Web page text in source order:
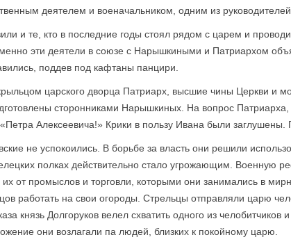
деятелем и военачальником, одним из
и те, кто в последние годы стоял рядом с царем и
эти деятели в союзе с Нарышкиными и Патриархом
поддев под кафтаны панцири.
царского дворца Патриарх, высшие чины Церкви и
сторонниками Нарышкиных. На вопрос Патриарха,
Алексеевича!» Крики в пользу Ивана были заглушены.
не успокоились. В борьбе за власть они решили
полках действительно стало угрожающим. Военную
от промыслов и торговли, которыми они занимались в
работать на свои огороды. Стрельцы отправляли царю
князь Долгоруков велел схватить одного из
они возлагали па людей, близких к покойному царю.